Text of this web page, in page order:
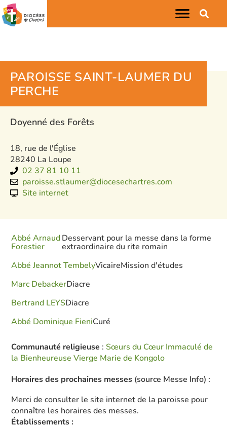
PAROISSE SAINT-LAUMER DU
PERCHE
Doyenné des Forêts
18, rue de l'Église
28240 La Loupe
02 37 81 10 11
paroisse.stlaumer@diocesechartres.com
Site internet
Abbé Arnaud
Forestier
Desservant pour la messe dans la forme
extraordinaire du rite romain
Abbé Jeannot TembelyVicaireMission d'études
Marc DebackerDiacre
Bertrand LEYSDiacre
Abbé Dominique FieniCuré
Communauté religieuse :Sœurs du Cœur Immaculé de
la Bienheureuse Vierge Marie de Kongolo
Horaires des prochaines messes (source Messe Info) :
Merci de consulter le site internet de la paroisse pour
connaître les horaires des messes.
Établissements :